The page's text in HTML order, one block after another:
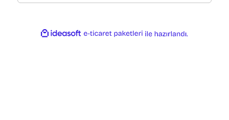
ideasoft
e-